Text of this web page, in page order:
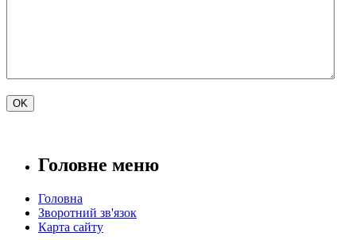
Головне меню
Головна
Зворотний зв'язок
Карта сайту